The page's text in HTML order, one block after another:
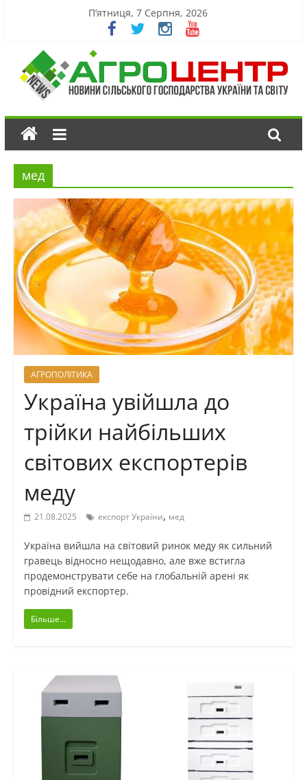
П’ятниця, 7 Серпня, 2026
мед
АГРОПОЛІТИКА
Україна увійшла до
трійки найбільших
світових експортерів
меду
21.08.2025 експорт України, мед
Україна вийшла на світовий ринок меду як сильний
гравець відносно нещодавно, але вже встигла
продемонструвати себе на глобальній арені як
провідний експортер.
Більше...